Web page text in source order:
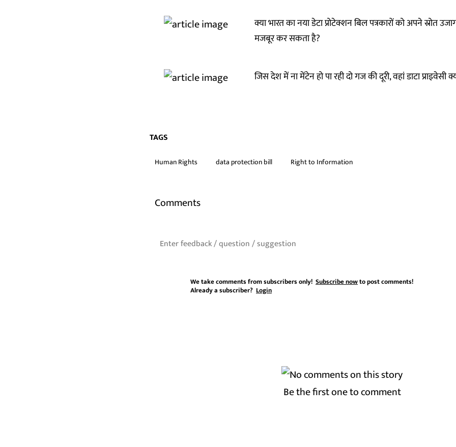
क्या भारत का नया डेटा प्रोटेक्शन बिल पत्रकारों को अपने स्रोत
मजबूर कर सकता है?
जिस देश में ना मेंटेन हो पा रही दो गज की दूरी, वहां डाटा प्राइवेसी
TAGS
Human Rights data protection bill Right to Information
Comments
We take comments from subscribers only! Subscribe nowto post comments!
Already a subscriber? Login
Be the first one to comment